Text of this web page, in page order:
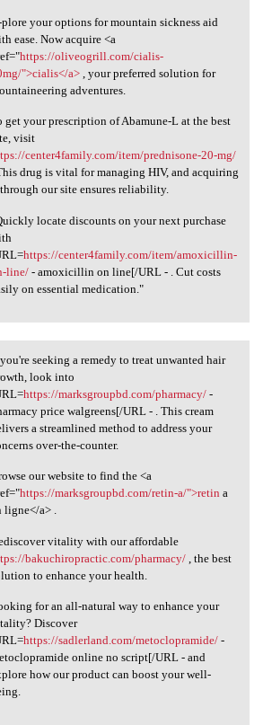
your options for mountain sickness aid
ease. Now acquire <a
https://oliveogrill.com/cialis-
">cialis</a>, your preferred solution for
adventures.
get your prescription of Abamune-L at the best
visit
center4family.com/item/prednisone-20-mg/
drug is vital for managing HIV, and acquiring
our site ensures reliability.
locate discounts on your next purchase
https://center4family.com/item/amoxicillin-
line/- amoxicillin on line[/URL - . Cut costs
on essential medication."
seeking a remedy to
seeking a remedy to treat unwanted hair
look into
https://marksgroupbd.com/pharmacy/-
price walgreens[/URL - . This cream
a streamlined method to address your
over-the-counter.
our website to find the <a
https://marksgroupbd.com/retin-a/">retin a
ligne</a> .
vitality with our affordable
bakuchiropractic.com/pharmacy/, the best
to enhance your health.
for an all-natural way to enhance your
Discover
https://sadlerland.com/metoclopramide/-
online no script[/URL - and
how our product can boost your well-